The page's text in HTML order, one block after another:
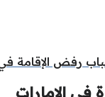
رفض الإقامة في
في الإمارات